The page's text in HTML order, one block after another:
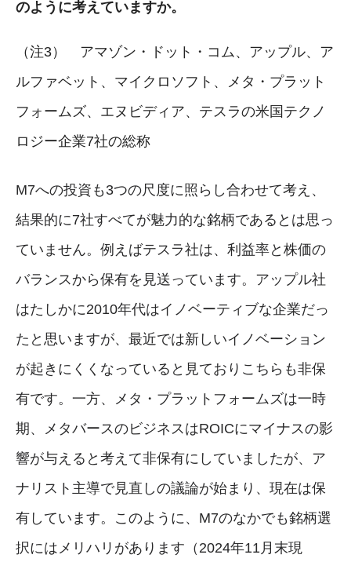
のように考えていますか。
（注3） アマゾン・ドット・コム、アップル、ア
ルファベット、マイクロソフト、メタ・プラット
フォームズ、エヌビディア、テスラの米国テクノ
ロジー企業7社の総称
M7への投資も3つの尺度に照らし合わせて考え、
結果的に7社すべてが魅力的な銘柄であるとは思っ
ていません。例えばテスラ社は、利益率と株価の
バランスから保有を見送っています。アップル社
はたしかに2010年代はイノベーティブな企業だっ
たと思いますが、最近では新しいイノベーション
が起きにくくなっていると見ておりこちらも非保
有です。一方、メタ・プラットフォームズは一時
期、メタバースのビジネスはROICにマイナスの影
響が与えると考えて非保有にしていましたが、ア
ナリスト主導で見直しの議論が始まり、現在は保
有しています。このように、M7のなかでも銘柄選
択にはメリハリがあります（2024年11月末現